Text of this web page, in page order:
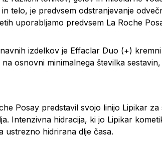
telo, je predvsem odstranjevanje
uporabljamo predvsem La Roche
izdelkov je Effaclar Duo (+)
osnovni minimalnega številka
Posay predstavil svojo linijo Lipikar
Intenzivna hidracija, ki jo Lipikar
ustrezno hidrirana dlje časa.